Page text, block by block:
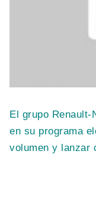
El grupo
en su programa
volumen y lanzar